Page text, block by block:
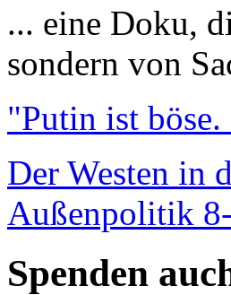
... eine Doku,
sondern von
"Putin ist
Der Westen in
Außenpolitik
Spenden